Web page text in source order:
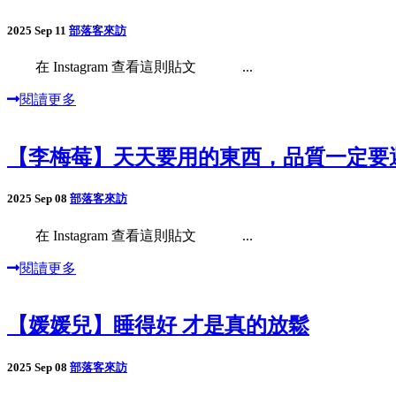
2025 Sep 11 部落客來訪
在 Instagram 查看這則貼文 ...
閱讀更多
【李梅莓】天天要用的東西，品質一定要
2025 Sep 08 部落客來訪
在 Instagram 查看這則貼文 ...
閱讀更多
【媛媛兒】睡得好 才是真的放鬆
2025 Sep 08 部落客來訪